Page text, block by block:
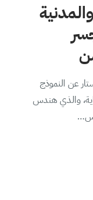
عن النموذج
والذي هندس